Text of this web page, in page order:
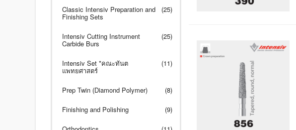
Classic Intensiv Preparation and
Finishing Sets
(25)
Intensiv Cutting Instrument
Carbide Burs
(25)
Intensiv Set *คณะทันต
แพทยศาสตร์
(11)
Prep Twin (Diamond Polymer) (8)
Finishing and Polishing (9)